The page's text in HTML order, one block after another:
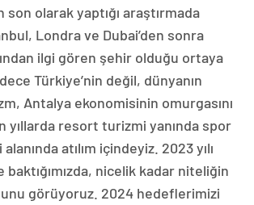
son olarak yaptığı araştırmada
Londra ve Dubai’den sonra
ilgi gören şehir olduğu ortaya
Türkiye’nin değil, dünyanın
Antalya ekonomisinin omurgasını
yıllarda resort turizmi yanında spor
atılım içindeyiz. 2023 yılı
nicelik kadar niteliğin
görüyoruz. 2024 hedeflerimizi